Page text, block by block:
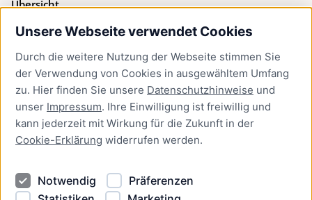
Unsere Webseite verwendet Cookies
Durch die weitere Nutzung der Webseite stimmen Sie
der Verwendung von Cookies in ausgewähltem Umfang
zu. Hier finden Sie unsere Datenschutzhinweise und
unser Impressum. Ihre Einwilligung ist freiwillig und
kann jederzeit mit Wirkung für die Zukunft in der
Cookie-Erklärung widerrufen werden.
Notwendig
Präferenzen
Übersicht
Bürgerservice
Presse
Newsletter Lübeck:kompakt
Kontakt
Kontakt
Datenschutzhinweise